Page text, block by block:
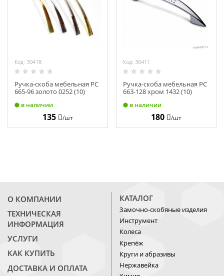
Код: 30418
Ручка-скоба мебельная РС
665-96 золото 0252 (10)
в наличии
135 /шт
Код: 30411
Ручка-скоба мебельная РС
663-128 хром 1432 (10)
в наличии
180 /шт
О КОМПАНИИ
ТЕХНИЧЕСКАЯ
ИНФОРМАЦИЯ
УСЛУГИ
КАК КУПИТЬ
ДОСТАВКА И ОПЛАТА
КАТАЛОГ
Замочно-скобяные изделия
Инструмент
Колеса
Крепёж
Круги и абразивы
Нержавейка